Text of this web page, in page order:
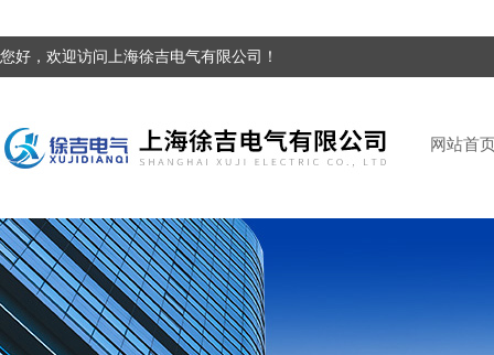
您好，欢迎访问上海徐吉电气有限公司！
网站首